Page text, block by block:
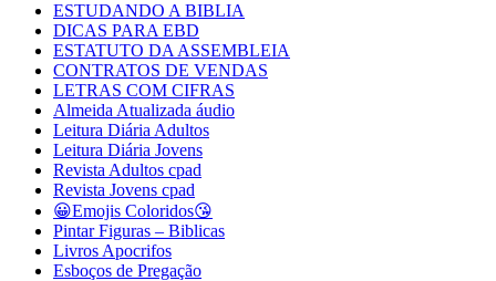
ESTUDANDO A BIBLIA
DICAS PARA EBD
ESTATUTO DA ASSEMBLEIA
CONTRATOS DE VENDAS
LETRAS COM CIFRAS
Almeida Atualizada áudio
Leitura Diária Adultos
Leitura Diária Jovens
Revista Adultos cpad
Revista Jovens cpad
😀Emojis Coloridos😘
Pintar Figuras – Biblicas
Livros Apocrifos
Esboços de Pregação